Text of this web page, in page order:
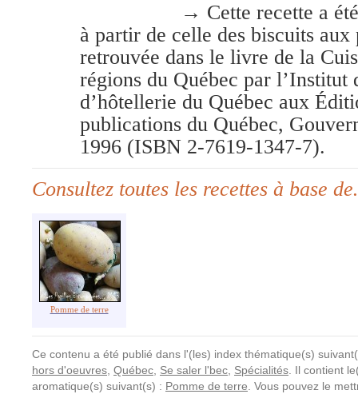
→ Cette recette a
à partir de celle des biscuits aux
retrouvée dans le livre de la
régions du Québec par l’Institut
d’hôtellerie du Québec aux
publications du Québec,
1996 (ISBN 2-7619-1347-7).
Consultez toutes les recettes à base
Pomme de terre
Ce contenu a été publié dans l'(les) index thématique(s)
hors d'oeuvres Québec Se saler l'bec Spécialités . Il contient
aromatique(s) suivant(s) : Pomme de terre . Vous pouvez le